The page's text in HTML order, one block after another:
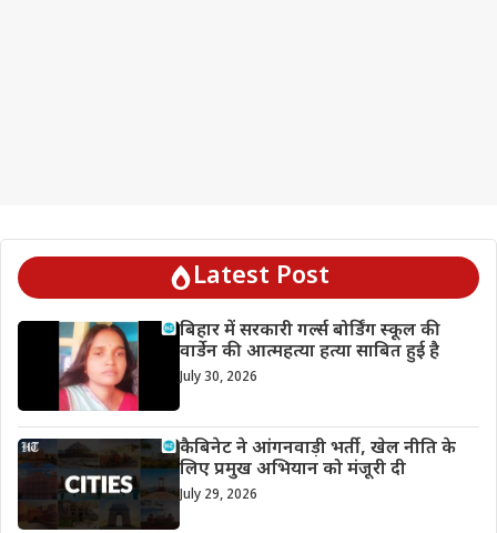
Latest Post
बिहार में सरकारी गर्ल्स बोर्डिंग स्कूल की
वार्डेन की आत्महत्या हत्या साबित हुई है
July 30, 2026
कैबिनेट ने आंगनवाड़ी भर्ती, खेल नीति के
लिए प्रमुख अभियान को मंजूरी दी
July 29, 2026